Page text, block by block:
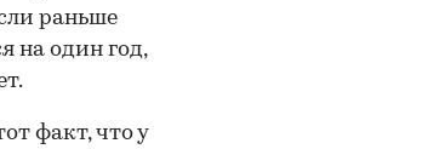
раньше
на один год,
факт, что у